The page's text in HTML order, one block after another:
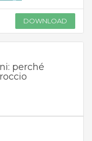
DOWNLOAD
perché